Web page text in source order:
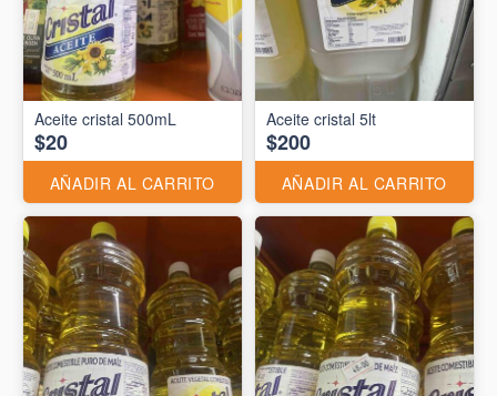
Aceite cristal 500mL
$20
AÑADIR AL CARRITO
Aceite cristal 5lt
$200
AÑADIR AL CARRITO